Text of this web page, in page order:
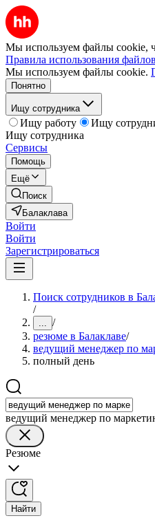
Мы используем файлы cookie,
Правила использования
Мы используем файлы cookie.
Понятно
Ищу сотрудника
Ищу работу
Ищу
Ищу сотрудника
Сервисы
Помощь
Ещё
Поиск
Балаклава
Войти
Войти
Зарегистрироваться
Поиск сотрудников в
/
... /
резюме в Балаклаве/
ведущий менеджер по
полный день
ведущий менеджер по
Резюме
Найти